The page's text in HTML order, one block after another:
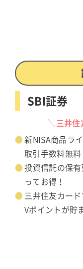
SBI証券
＼三井
新NISA商品ラ
取引手数料無料
投資信託の保
ってお得！
三井住友カー
Vポイントが貯